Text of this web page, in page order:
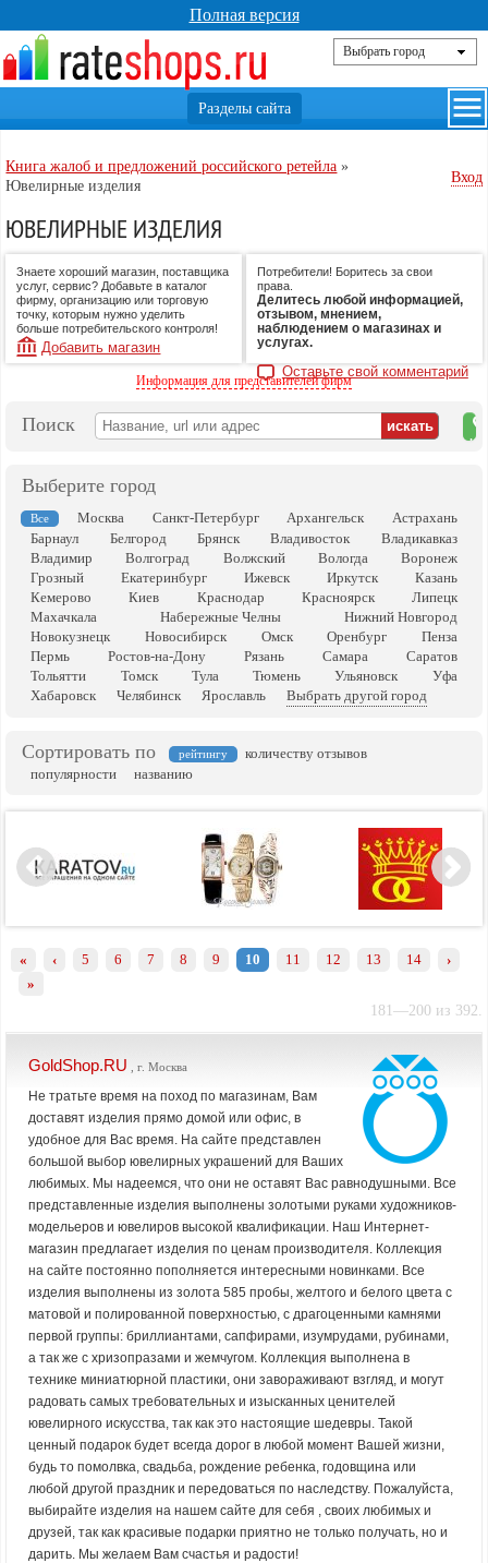
Полная версия
Книга жалоб и предложений российского ретейла »
Ювелирные изделия
Вход
ЮВЕЛИРНЫЕ ИЗДЕЛИЯ
Знаете хороший магазин, поставщика
услуг, сервис? Добавьте в каталог
фирму, организацию или торговую
точку, которым нужно уделить
больше потребительского контроля!
Добавить магазин
Потребители! Боритесь за свои
права.
Делитесь любой информацией,
отзывом, мнением,
наблюдением о магазинах и
услугах.
Оставьте свой комментарий
Информация для представителей фирм
Поиск
на
Выберите город
Все Москва Санкт-Петербург Архангельск
Астрахань
Барнаул
Белгород Брянск Владивосток
Владикавказ
Владимир
Волгоград Волжский Вологда
Воронеж
Грозный
Екатеринбург Ижевск Иркутск
Казань
Кемерово
Киев Краснодар Красноярск
Липецк
Махачкала
Набережные Челны
Нижний Новгород
Новокузнецк
Новосибирск Омск Оренбург
Пенза
Пермь
Ростов-на-Дону Рязань Самара
Саратов
Тольятти
Томск Тула Тюмень Ульяновск
Уфа
Хабаровск
Челябинск Ярославль Выбрать другой город
Сортировать по рейтингу
количеству отзывов
популярности
названию
« ‹ 5 6 7 8 9 10 11 12 13 14
›
»
181—200 из 392.
GoldShop.RU , г. Москва
Не тратьте время на поход по магазинам, Вам
доставят изделия прямо домой или офис, в
удобное для Вас время. На сайте представлен
большой выбор ювелирных украшений для Ваших
любимых. Мы надеемся, что они не оставят Вас равнодушными. Все
представленные изделия выполнены золотыми руками художников-
модельеров и ювелиров высокой квалификации. Наш Интернет-
магазин предлагает изделия по ценам производителя. Коллекция
на сайте постоянно пополняется интересными новинками. Все
изделия выполнены из золота 585 пробы, желтого и белого цвета с
матовой и полированной поверхностью, с драгоценными камнями
первой группы: бриллиантами, сапфирами, изумрудами, рубинами,
а так же с хризопразами и жемчугом. Коллекция выполнена в
технике миниатюрной пластики, они завораживают взгляд, и могут
радовать самых требовательных и изысканных ценителей
ювелирного искусства, так как это настоящие шедевры. Такой
ценный подарок будет всегда дорог в любой момент Вашей жизни,
будь то помолвка, свадьба, рождение ребенка, годовщина или
любой другой праздник и передоваться по наследству. Пожалуйста,
выбирайте изделия на нашем сайте для себя , своих любимых и
друзей, так как красивые подарки приятно не только получать, но и
дарить. Мы желаем Вам счастья и радости!